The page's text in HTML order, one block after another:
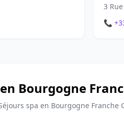
3
📞
Bourgogne
spa en Bourgogne Franche